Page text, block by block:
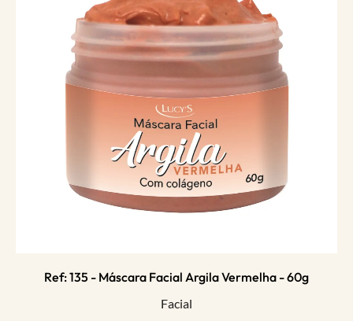
Ref: 135 - Máscara Facial Argila Vermelha - 60g
Facial